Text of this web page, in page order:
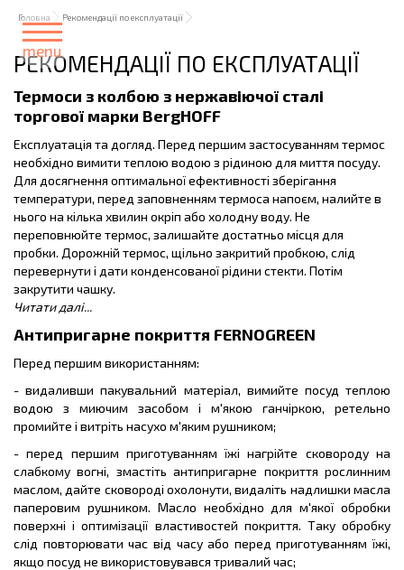
menu
Головна Рекомендації по експлуатації
РЕКОМЕНДАЦІЇ ПО ЕКСПЛУАТАЦІЇ
Термоси з колбою з нержавіючої сталі
торгової марки BergHOFF
Експлуатація та догляд. Перед першим застосуванням термос
необхідно вимити теплою водою з рідиною для миття посуду.
Для досягнення оптимальної ефективності зберігання
температури, перед заповненням термоса напоєм, налийте в
нього на кілька хвилин окріп або холодну воду. Не
переповнюйте термос, залишайте достатньо місця для
пробки. Дорожній термос, щільно закритий пробкою, слід
перевернути і дати конденсованої рідини стекти. Потім
закрутити чашку.
Читати далі...
Антипригарне покриття FERNOGREEN
Перед першим використанням:
- видаливши пакувальний матеріал, вимийте посуд теплою
водою з миючим засобом і м'якою ганчіркою, ретельно
промийте і витріть насухо м'яким рушником;
- перед першим приготуванням їжі нагрійте сковороду на
слабкому вогні, змастіть антипригарне покриття рослинним
маслом, дайте сковороді охолонути, видаліть надлишки масла
паперовим рушником. Масло необхідно для м'якої обробки
поверхні і оптимізації властивостей покриття. Таку обробку
слід повторювати час від часу або перед приготуванням їжі,
якщо посуд не використовувався тривалий час;